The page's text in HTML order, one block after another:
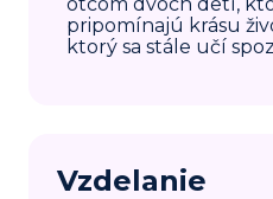
pripomínajú krásu
ktorý sa stále učí
Vzdelanie